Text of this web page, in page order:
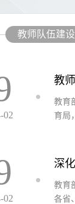
教师队伍建设
02
教
教育
育局
02
深
教育
各省